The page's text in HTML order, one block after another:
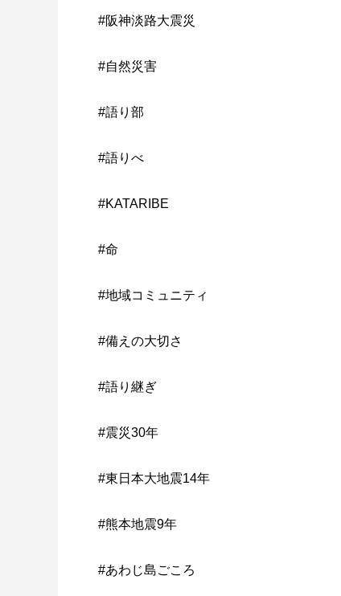
#阪神淡路大震災
#自然災害
#語り部
#語りべ
#KATARIBE
#命
#地域コミュニティ
#備えの大切さ
#語り継ぎ
#震災30年
#東日本大地震14年
#熊本地震9年
#あわじ島ごころ